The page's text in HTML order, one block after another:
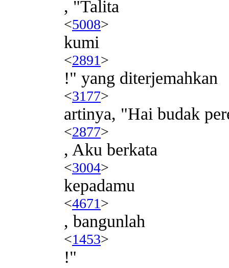
, "Talita
<5008>
kumi
<2891>
!" yang diterjemahkan
<3177>
artinya, "Hai budak
<2877>
, Aku berkata
<3004>
kepadamu
<4671>
, bangunlah
<1453>
!"